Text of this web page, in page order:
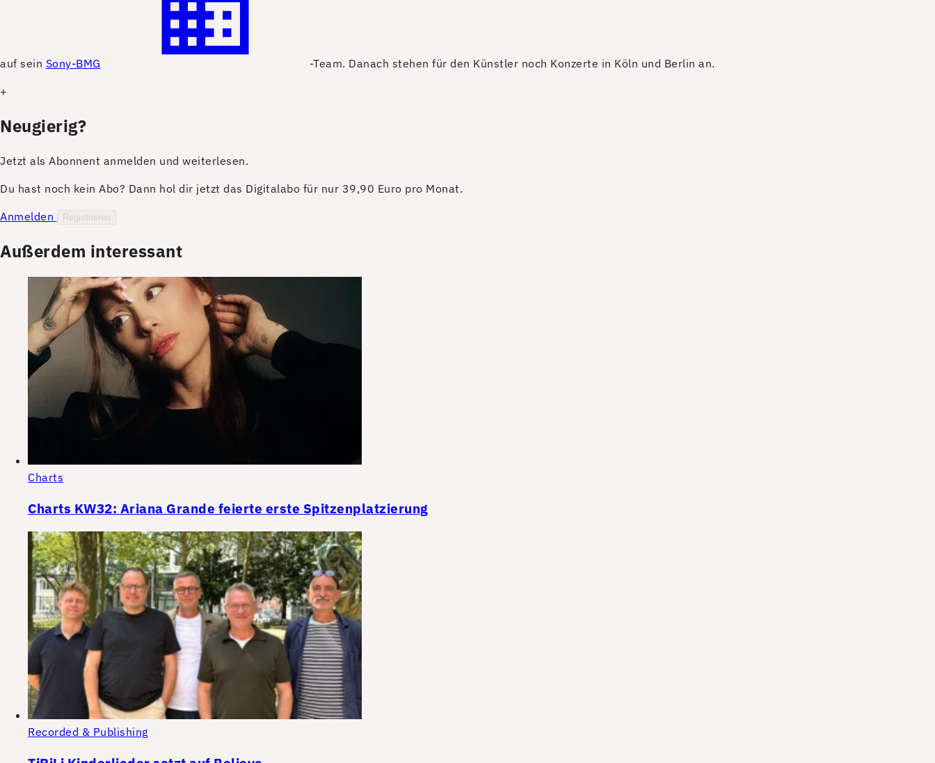
auf sein Sony-BMG
-Team. Danach stehen für den Künstler noch Konzerte in Köln und Berlin an.
+
Neugierig?
Jetzt als Abonnent anmelden und weiterlesen.
Du hast noch kein Abo? Dann hol dir jetzt das Digitalabo für nur 39,90 Euro pro Monat.
Anmelden
Registrieren
Außerdem interessant
Charts
Charts KW32: Ariana Grande feierte erste Spitzenplatzierung
Recorded & Publishing